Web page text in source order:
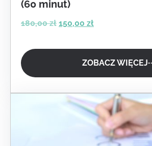
(60 minut)
180,00zł Pierwotna cena
150,00 złAktualna cena
ZOBACZ WIĘCEJ